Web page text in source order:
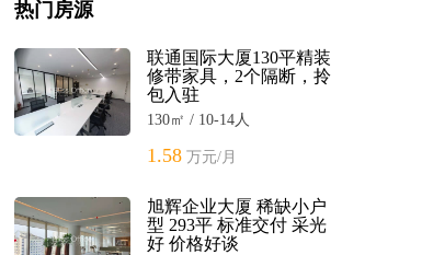
热门房源
联通国际大厦130平精装
修带家具，2个隔断，拎
包入驻
130㎡ / 10-14人
1.58 万元/月
旭辉企业大厦 稀缺小户
型 293平 标准交付 采光
好 价格好谈